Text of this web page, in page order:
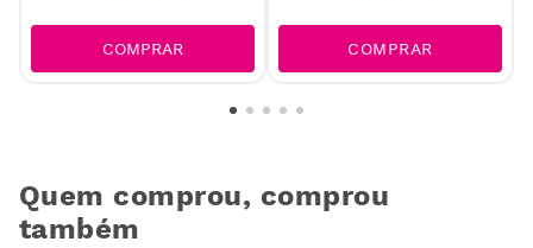
COMPRAR COMPRAR
Quem comprou, comprou
também